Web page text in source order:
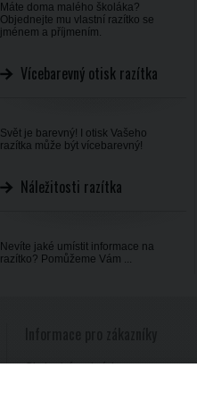
Máte doma malého školáka?
Objednejte mu vlastní razítko se
jménem a příjmením.
Vícebarevný otisk razítka
Svět je barevný! I otisk Vašeho
razítka může být vícebarevný!
Náležitosti razítka
Nevíte jaké umístit informace na
razítko? Pomůžeme Vám ...
Obchodní podmínky